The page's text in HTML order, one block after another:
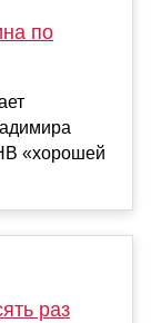
по
«хорошей
раз